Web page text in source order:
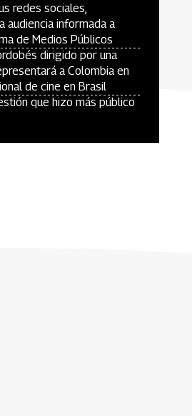
redes sociales,
audiencia informada a
de Medios Públicos
dirigido por una
a Colombia en
de cine en Brasil
que hizo más público